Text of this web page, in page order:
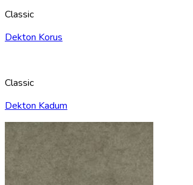
Classic
Dekton Korus
Classic
Dekton Kadum